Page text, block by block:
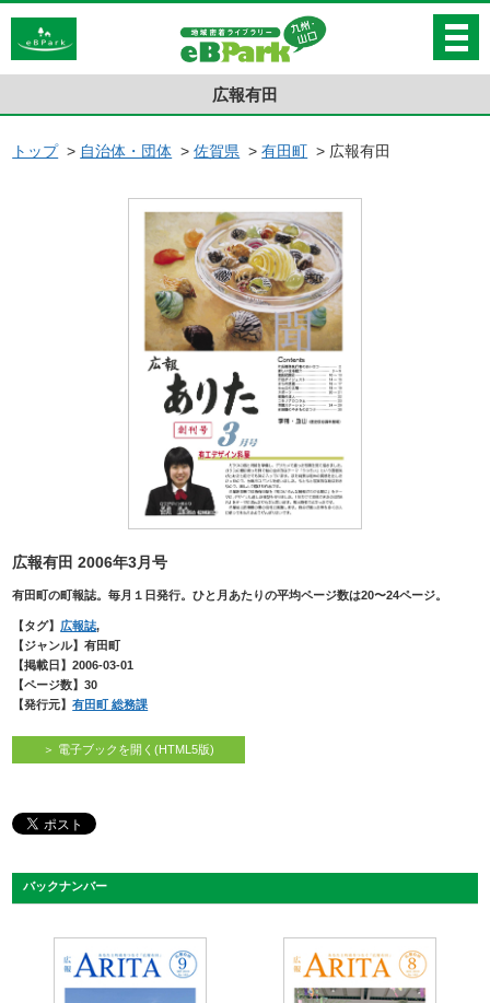
広報有田
トップ> 自治体・団体 >佐賀県 >有田町 > 広報有田
広報有田 2006年3月号
有田町の町報誌。毎月１日発行。ひと月あたりの平均ページ数は20〜24ページ。
【タグ】 広報誌,
【ジャンル】有田町
【掲載日】2006-03-01
【ページ数】30
【発行元】有田町 総務課
＞ 電子ブックを開く(HTML5版)
バックナンバー